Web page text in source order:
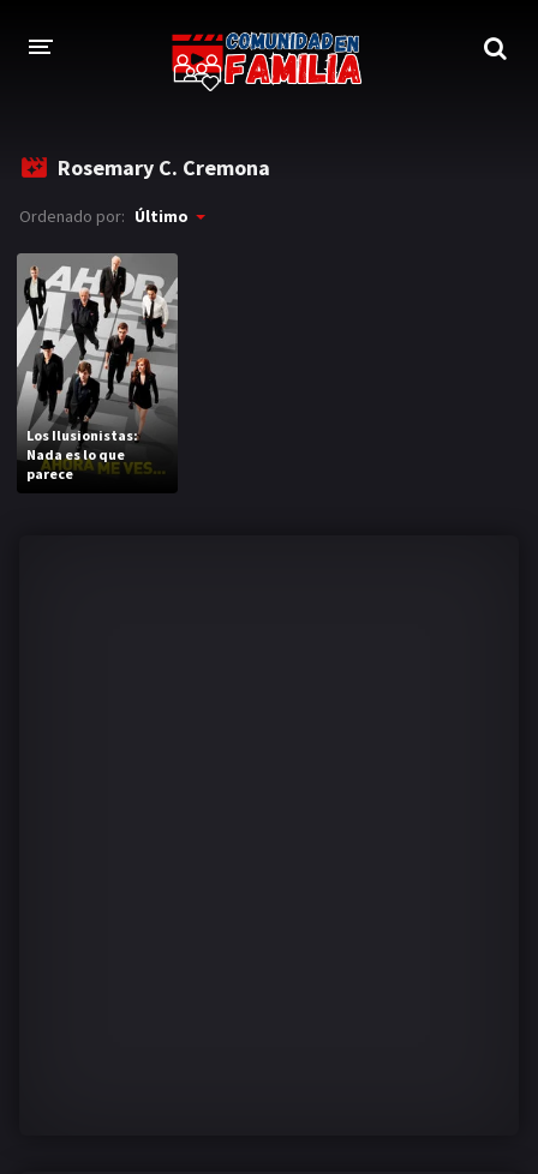
LOGIN
Rosemary C. Cremona
Ordenado por: Último
Los Ilusionistas:
Nada es lo que
parece